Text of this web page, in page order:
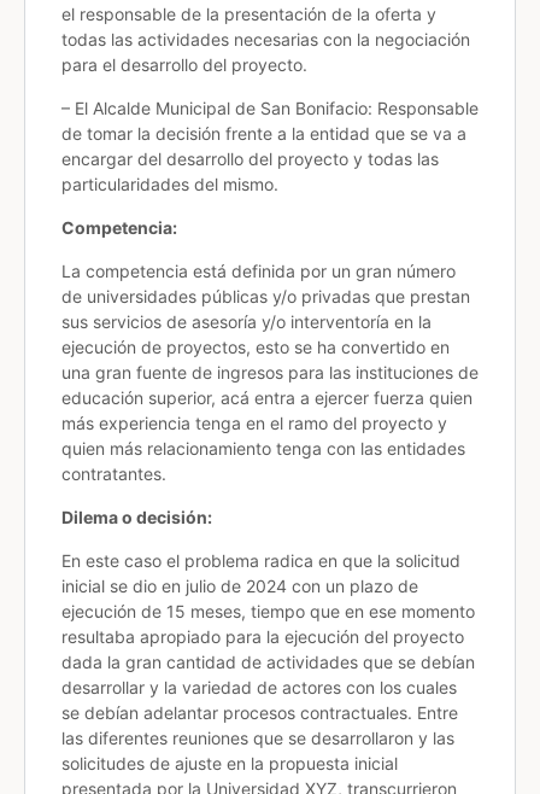
el responsable de la presentación de la oferta y
todas las actividades necesarias con la negociación
para el desarrollo del proyecto.
– El Alcalde Municipal de San Bonifacio: Responsable
de tomar la decisión frente a la entidad que se va a
encargar del desarrollo del proyecto y todas las
particularidades del mismo.
Competencia:
La competencia está definida por un gran número
de universidades públicas y/o privadas que prestan
sus servicios de asesoría y/o interventoría en la
ejecución de proyectos, esto se ha convertido en
una gran fuente de ingresos para las instituciones de
educación superior, acá entra a ejercer fuerza quien
más experiencia tenga en el ramo del proyecto y
quien más relacionamiento tenga con las entidades
contratantes.
Dilema o decisión:
En este caso el problema radica en que la solicitud
inicial se dio en julio de 2024 con un plazo de
ejecución de 15 meses, tiempo que en ese momento
resultaba apropiado para la ejecución del proyecto
dada la gran cantidad de actividades que se debían
desarrollar y la variedad de actores con los cuales
se debían adelantar procesos contractuales. Entre
las diferentes reuniones que se desarrollaron y las
solicitudes de ajuste en la propuesta inicial
presentada por la Universidad XYZ, transcurrieron